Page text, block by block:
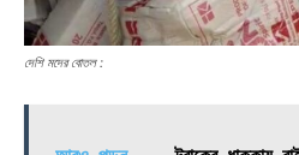
দেশি মদের বোতল :